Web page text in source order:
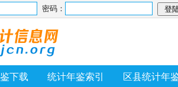
密码：
下载 统计年鉴索引 区县统计年